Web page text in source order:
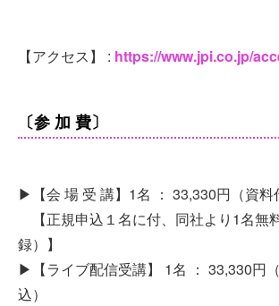
【アクセス】 : https://www.jpi.co.jp/
〔参 加 費〕
▶︎【会 場 受 講】1名 ： 33,330円（資料
【正規申込１名に付、同社より1名無
録）】
▶︎【ライブ配信受講】 1名 ： 33,330円
込）